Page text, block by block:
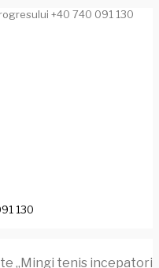
+40 740 091 130
130
„Mingi tenis incepatori